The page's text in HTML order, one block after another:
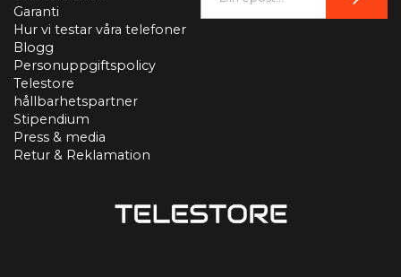
Garanti
Hur vi testar våra telefoner
Blogg
Personuppgiftspolicy
Telestore
hållbarhetspartner
Stipendium
Press & media
Retur & Reklamation